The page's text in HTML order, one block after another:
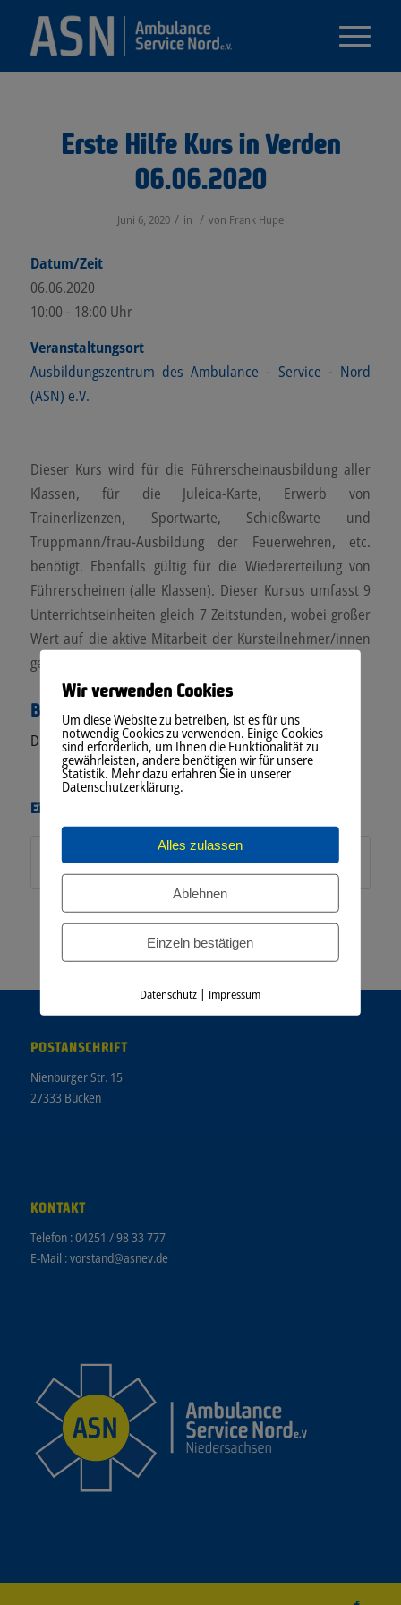
Erste Hilfe Kurs in Verden
06.06.2020
Juni 6, 2020 / in / von Frank Hupe
Datum/Zeit
06.06.2020
10:00 - 18:00 Uhr
Veranstaltungsort
Ausbildungszentrum des Ambulance - Service - Nord
(ASN) e.V.
Dieser Kurs wird für die Führerscheinausbildung aller
Klassen, für die Juleica-Karte, Erwerb von
Trainerlizenzen, Sportwarte, Schießwarte und
Truppmann/frau-Ausbildung der Feuerwehren, etc.
benötigt. Ebenfalls gültig für die Wiedererteilung von
Führerscheinen (alle Klassen). Dieser Kursus umfasst 9
Unterrichtseinheiten gleich 7 Zeitstunden, wobei großer
Wert auf die aktive Mitarbeit der Kursteilnehmer/innen
gelegt wird.
Buchungen
Die Veranstaltung ist ausgebucht.
Eintrag teilen
POSTANSCHRIFT
Nienburger Str. 15
27333 Bücken
KONTAKT
Telefon :04251 / 98 33 777
E-Mail :vorstand@asnev.de
Wir verwenden Cookies
Um diese Website zu betreiben, ist es für uns
notwendig Cookies zu verwenden. Einige Cookies
sind erforderlich, um Ihnen die Funktionalität zu
gewährleisten, andere benötigen wir für unsere
Statistik. Mehr dazu erfahren Sie in unserer
Datenschutzerklärung.
Alles zulassen
Ablehnen
Einzeln bestätigen
Datenschutz | Impressum